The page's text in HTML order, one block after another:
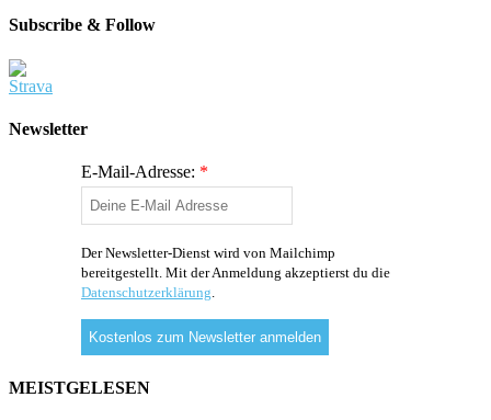
Subscribe & Follow
Newsletter
E-Mail-Adresse: *
Der Newsletter-Dienst wird von Mailchimp
bereitgestellt. Mit der Anmeldung akzeptierst du die
Datenschutzerklärung.
MEISTGELESEN